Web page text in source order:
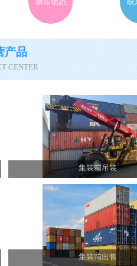
产品
CENTER
集装箱吊装
集装箱出售